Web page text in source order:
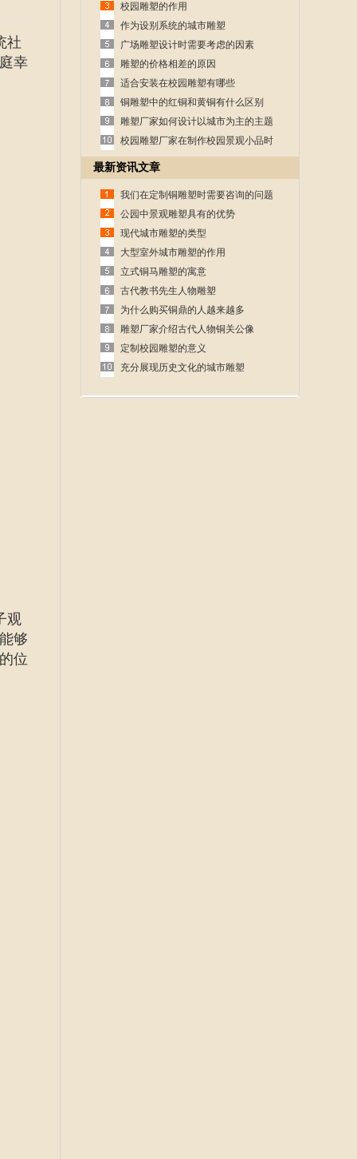
社
幸
观
够
位
用
校园雕塑的作用
作为设别系统的城市雕塑
广场雕塑设计时需要考虑的因素
雕塑的价格相差的原因
适合安装在校园雕塑有哪些
铜雕塑中的红铜和黄铜有什么区别
雕塑厂家如何设计以城市为主的主题
性雕塑
校园雕塑厂家在制作校园景观小品时
的设计要求
最新资讯文章
我们在定制铜雕塑时需要咨询的问题
公园中景观雕塑具有的优势
现代城市雕塑的类型
大型室外城市雕塑的作用
立式铜马雕塑的寓意
古代教书先生人物雕塑
为什么购买铜鼎的人越来越多
雕塑厂家介绍古代人物铜关公像
定制校园雕塑的意义
充分展现历史文化的城市雕塑